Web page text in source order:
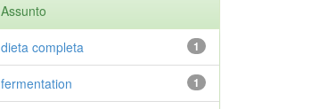
Assunto
1
dieta completa
1
fermentation